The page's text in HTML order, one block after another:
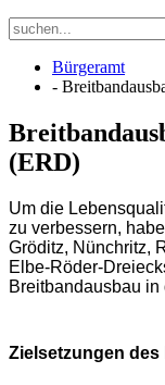
Bürgeramt
-
(ERD)
Um die
zu verbessern,
Gröditz, Nünchritz,
Elbe-Röder-
Breitbandausbau
Zielsetzungen